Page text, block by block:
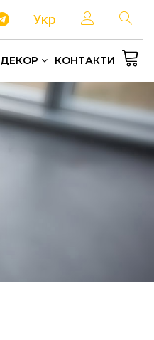
Укр
ДЕКОР КОНТАКТИ